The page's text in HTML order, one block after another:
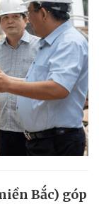
Bắc) góp